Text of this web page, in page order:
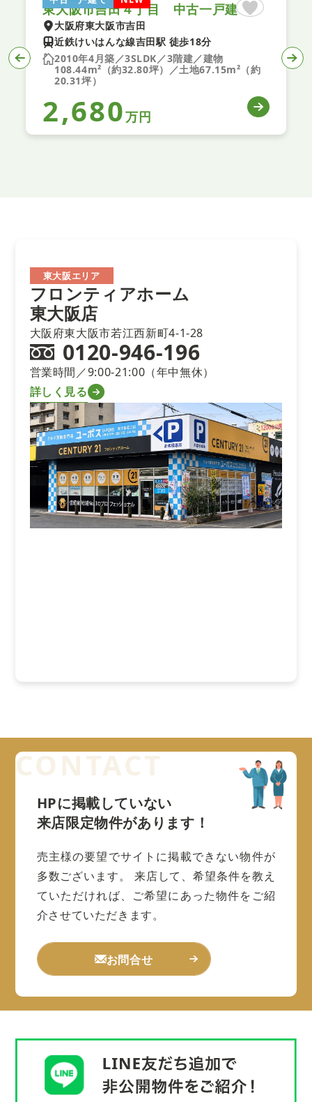
東大阪市吉田４丁目 中古一戸建て
大阪府東大阪市吉田
近鉄けいはんな線吉田駅 徒歩18分
2010年4月築／3SLDK／3階建／建物
108.44m²（約32.80坪）／土地67.15m²（約
20.31坪）
2,680万円
東大阪エリア
フロンティアホーム
東大阪店
大阪府東大阪市若江西新町4-1-28
0120-946-196
営業時間／9:00-21:00（年中無休）
詳しく見る
HPに掲載していない
来店限定物件があります！
売主様の要望でサイトに掲載できない物件が
多数ございます。
来店して、希望条件を教え
ていただければ、ご希望にあった物件をご紹
介させていただきます。
お問合せ